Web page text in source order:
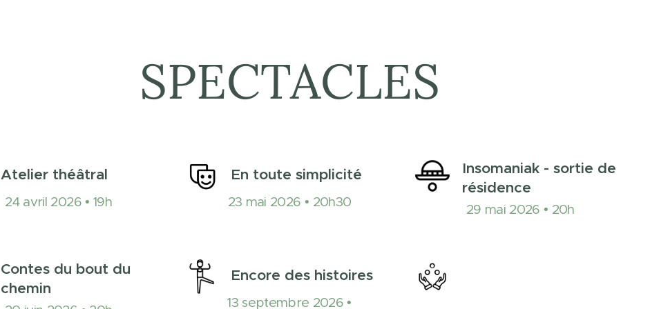
SPECTACLES
Atelier théâtral
24 avril 2026 • 19h
En toute simplicité
23 mai 2026 • 20h30
Insomaniak - sortie de
résidence
29 mai 2026 • 20h
Contes du bout du
chemin
Encore des histoires
13 septembre 2026 •